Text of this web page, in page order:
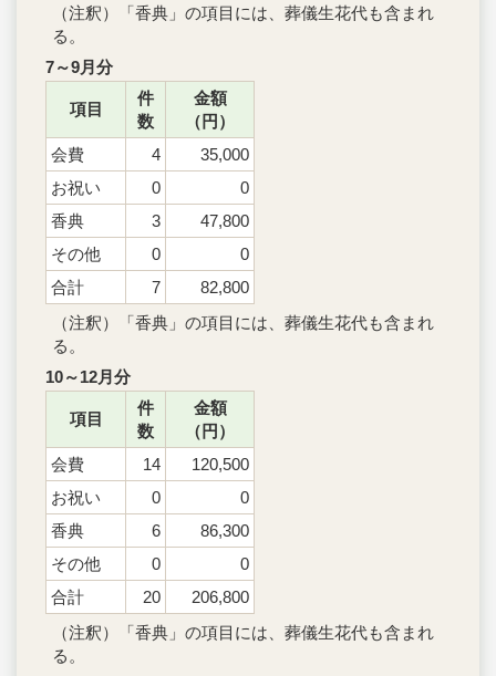
（注釈）「香典」の項目には、葬儀生花代も含まれ
る。
7～9月分
項目
件
数
金額
（円）
会費
4
35,000
お祝い
0
0
香典
3
47,800
その他
0
0
合計
7
82,800
（注釈）「香典」の項目には、葬儀生花代も含まれ
る。
10～12月分
項目
件
数
金額
（円）
会費
14
120,500
お祝い
0
0
香典
6
86,300
その他
0
0
合計
20
206,800
（注釈）「香典」の項目には、葬儀生花代も含まれ
る。